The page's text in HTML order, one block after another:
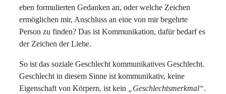
eben formulierten Gedanken an, oder welche Zeichen
ermöglichen mir, Anschluss an eine von mir begehrte
Person zu finden? Das ist Kommunikation, dafür bedarf es
der Zeichen der Liebe.
So ist das soziale Geschlecht kommunikatives Geschlecht.
Geschlecht in diesem Sinne ist kommunikativ, keine
Eigenschaft von Körpern, ist kein
„Geschlechtsmerkmal“.